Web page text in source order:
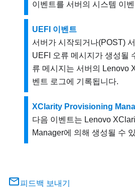
이벤트를 서버의 시스템 이
UEFI 이벤트
서버가 시작되거나(POST)
UEFI 오류 메시지가 생성될
류 메시지는 서버의
Lenovo
벤트 로그에 기록됩니다.
XClarity Provisioning
다음 이벤트는 Lenovo
Manager에 의해 생성될 수
피드백 보내기